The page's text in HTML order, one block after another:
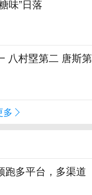
味”日落
八村塁第二 唐斯第
多
多平台，多渠道